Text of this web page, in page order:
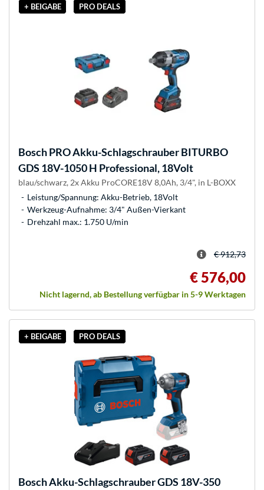
+ BEIGABE PRO DEALS
BoschPRO Akku-Schlagschrauber BITURBO
GDS 18V-1050 H Professional, 18Volt
blau/schwarz, 2x Akku ProCORE18V 8,0Ah, 3/4", in L-BOXX
Leistung/Spannung: Akku-Betrieb, 18Volt
Werkzeug-Aufnahme: 3/4" Außen-Vierkant
Drehzahl max.: 1.750 U/min
€ 912,73
€ 576,00
Nicht lagernd, ab Bestellung verfügbar in 5-9 Werktagen
+ BEIGABE PRO DEALS
BoschAkku-Schlagschrauber GDS 18V-350